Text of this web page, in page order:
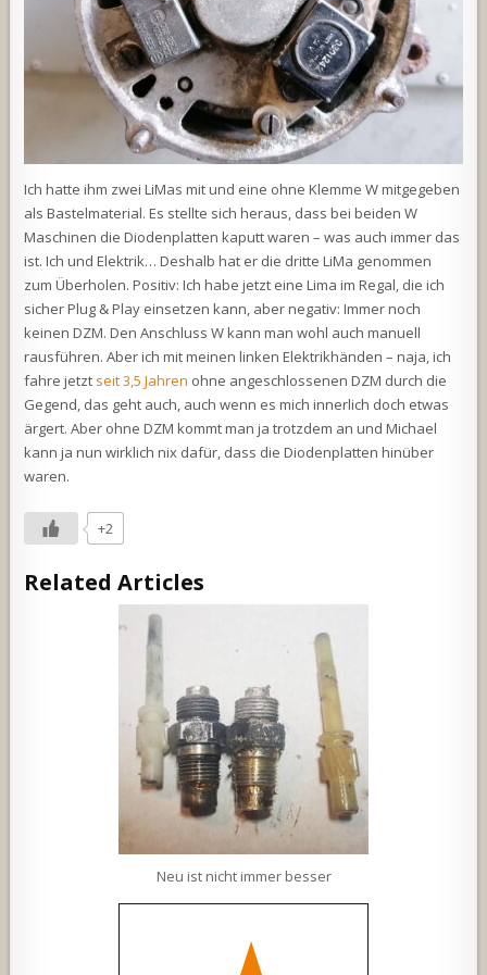
Ich hatte ihm zwei LiMas mit und eine ohne Klemme W mitgegeben
als Bastelmaterial. Es stellte sich heraus, dass bei beiden W
Maschinen die Diodenplatten kaputt waren – was auch immer das
ist. Ich und Elektrik… Deshalb hat er die dritte LiMa genommen
zum Überholen. Positiv: Ich habe jetzt eine Lima im Regal, die ich
sicher Plug & Play einsetzen kann, aber negativ: Immer noch
keinen DZM. Den Anschluss W kann man wohl auch manuell
rausführen. Aber ich mit meinen linken Elektrikhänden – naja, ich
fahre jetzt seit 3,5 Jahren ohne angeschlossenen DZM durch die
Gegend, das geht auch, auch wenn es mich innerlich doch etwas
ärgert. Aber ohne DZM kommt man ja trotzdem an und Michael
kann ja nun wirklich nix dafür, dass die Diodenplatten hinüber
waren.
+2
Related Articles
Neu ist nicht immer besser